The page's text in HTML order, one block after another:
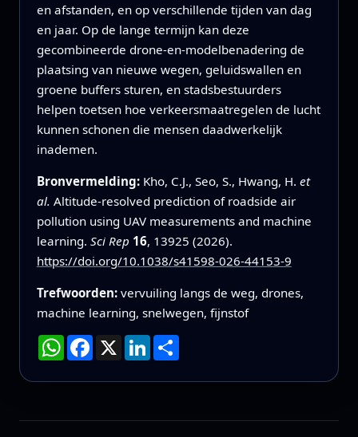
en afstanden, en op verschillende tijden van dag
en jaar. Op de lange termijn kan deze
gecombineerde drone-en-modelbenadering de
plaatsing van nieuwe wegen, geluidswallen en
groene buffers sturen, en stadsbestuurders
helpen toetsen hoe verkeersmaatregelen de lucht
kunnen schonen die mensen daadwerkelijk
inademen.
Bronvermelding: Kho, C.J., Seo, S., Hwang, H. et
al. Altitude-resolved prediction of roadside air
pollution using UAV measurements and machine
learning. Sci Rep 16, 13925 (2026).
https://doi.org/10.1038/s41598-026-44153-9
Trefwoorden: vervuiling langs de weg, drones,
machine learning, snelwegen, fijnstof
WhatsApp
Facebook
X LinkedIn
Deel